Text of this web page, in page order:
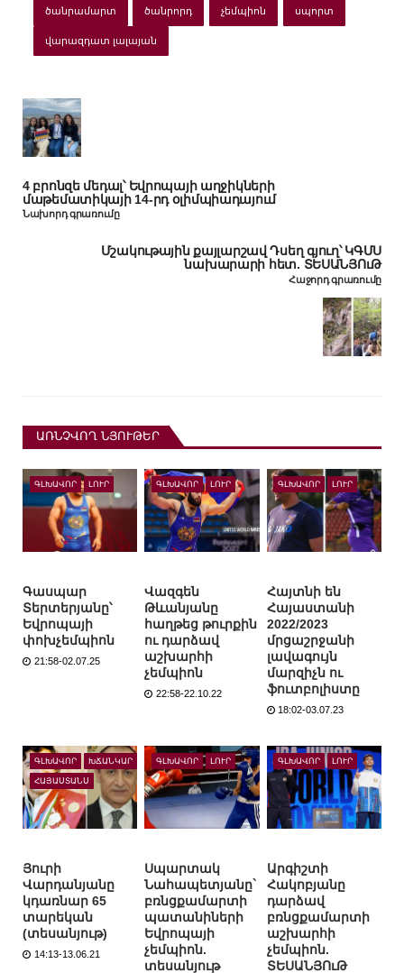
ծանրամարտ ծանրորդ չեմպիոն սպորտ
վարազդատ լալայան
4 բրոնզե մեդալ՝ Եվրոպայի աղջիկների
մաթեմատիկայի 14-րդ օլիմպիադայում
Նախորդ գրառումը
Մշակութային քայլարշավ Դսեղ գյուղ՝ ԿԳՄՍ
նախարարի հետ. ՏԵՍԱՆՅՈւԹ
Հաջորդ գրառումը
ԱՌՆՉՎՈՂ ՆՅՈՒԹԵՐ
ԳԼԽԱՎՈՐ ԼՈՒՐ
Գասպար
Տերտերյանը՝
Եվրոպայի
փոխչեմպիոն
21:58-02.07.25
ԳԼԽԱՎՈՐ ԼՈՒՐ
Վազգեն
Թևանյանը
հաղթեց թուրքին
ու դարձավ
աշխարհի
չեմպիոն
22:58-22.10.22
ԳԼԽԱՎՈՐ ԼՈՒՐ
Հայտնի են
Հայաստանի
2022/2023
մրցաշրջանի
լավագույն
մարզիչն ու
ֆուտբոլիստը
18:02-03.07.23
ԳԼԽԱՎՈՐ ԽՃԱՆԿԱՐ
ՀԱՅԱՍՏԱՆՍ
Յուրի
Վարդանյանը
կդառնար 65
տարեկան
(տեսանյութ)
14:13-13.06.21
ԳԼԽԱՎՈՐ ԼՈՒՐ
Սպարտակ
Նահապետյանը`
բռնցքամարտի
պատանիների
Եվրոպայի
չեմպիոն.
տեսանյութ
ԳԼԽԱՎՈՐ ԼՈՒՐ
Արգիշտի
Հակոբյանը
դարձավ
բռնցքամարտի
աշխարհի
չեմպիոն.
ՏԵՍԱՆՅՈւԹ